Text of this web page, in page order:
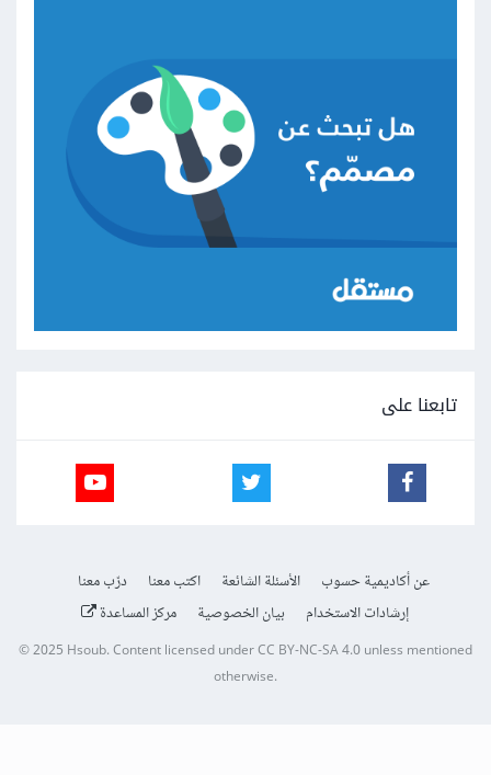
تابعنا على
عن أكاديمية حسوب الأسئلة الشائعة اكتب معنا
درّب معنا
إرشادات الاستخدام
بيان الخصوصية مركز المساعدة
© 2025 Hsoub.Content licensed underCC BY-NC-SA 4.0unless mentioned
otherwise.